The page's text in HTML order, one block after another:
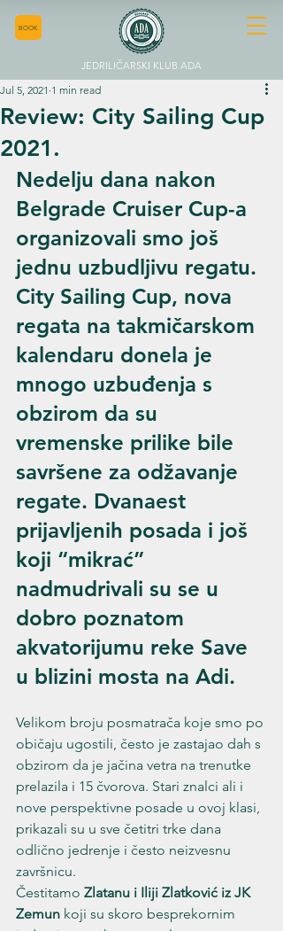
BOOK
JEDRILIČARSKI KLUB ADA
Review: City Sailing Cup
2021.
Jul 5, 2021 1 min read
Nedelju dana nakon
Belgrade Cruiser Cup-a
organizovali smo još
jednu uzbudljivu regatu.
City Sailing Cup, nova
regata na takmičarskom
kalendaru donela je
mnogo uzbuđenja s
obzirom da su
vremenske prilike bile
savršene za odžavanje
regate. Dvanaest
prijavljenih posada i još
koji “mikrać”
nadmudrivali su se u
dobro poznatom
akvatorijumu reke Save
u blizini mosta na Adi.
Velikom broju posmatrača koje smo po
običaju ugostili, često je zastajao dah s
obzirom da je jačina vetra na trenutke
prelazila i 15 čvorova. Stari znalci ali i
nove perspektivne posade u ovoj klasi,
prikazali su u sve četitri trke dana
odlično jedrenje i često neizvesnu
završnicu.
Čestitamo Zlatanu i Iliji Zlatković iz JK
Zemun koji su skoro besprekornim